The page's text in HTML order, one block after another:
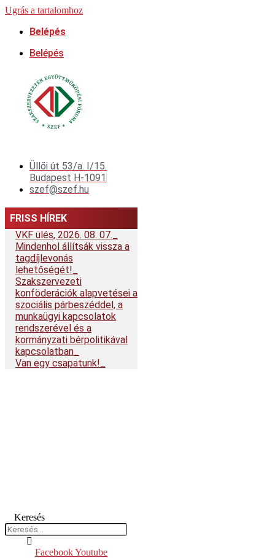
Ugrás a tartalomhoz
Belépés
Belépés
Üllői út 53/a. I/15.
Budapest H-1091
szef@szef.hu
FRISS HÍREK
VKF ülés, 2026. 08. 07.
Mindenhol állítsák vissza a
tagdíjlevonás
lehetőségét!
Szakszervezeti
konföderációk alapvetései a
szociális párbeszéddel, a
munkaügyi kapcsolatok
rendszerével és a
kormányzati bérpolitikával
kapcsolatban
Van egy csapatunk!
Keresés
FacebookYoutube